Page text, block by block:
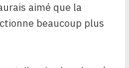
aimé que la
beaucoup plus